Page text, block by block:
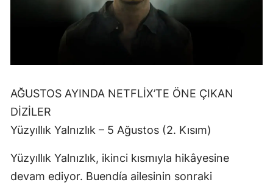
AĞUSTOS AYINDA NETFLİX’TE ÖNE ÇIKAN
DİZİLER
Yüzyıllık Yalnızlık – 5 Ağustos (2. Kısım)
Yüzyıllık Yalnızlık, ikinci kısmıyla hikâyesine
devam ediyor. Buendía ailesinin sonraki